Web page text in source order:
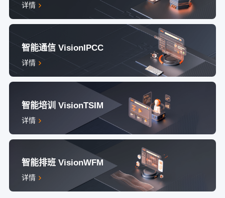
详情
智能通信 VisionIPCC
详情
智能培训 VisionTSIM
详情
智能排班 VisionWFM
详情